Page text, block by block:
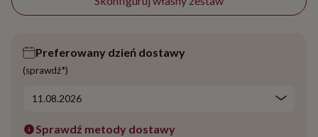
Preferowany dzień dostawy
(sprawdź*)
Sprawdź metody dostawy